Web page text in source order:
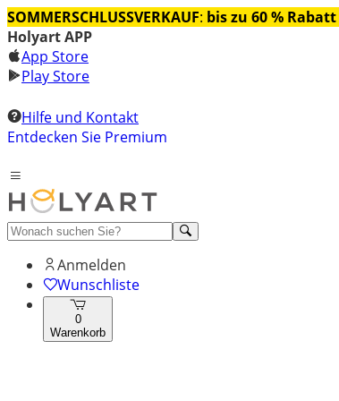
SOMMERSCHLUSSVERKAUF: bis zu 60 % Rabatt
Holyart APP
App Store
Play Store
Hilfe und Kontakt
Entdecken Sie Premium
Anmelden
Wunschliste
0
Warenkorb